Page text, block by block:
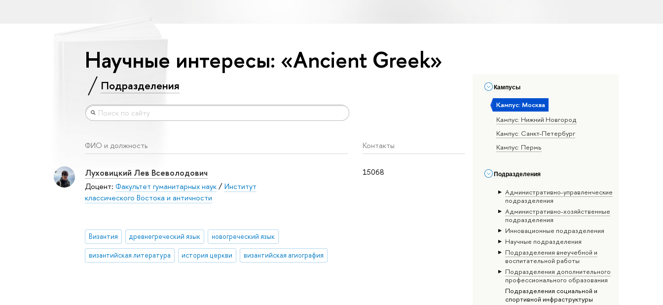
Кампусы
Кампус: Москва
Кампус: Нижний Новгород
Кампус: Санкт-Петербург
Кампус: Пермь
Подразделения
Административно-управленческие
подразделения
Административно-хозяйственные
подразделения
Инновационные подразделения
Научные подразделения
Подразделения внеучебной и
воспитательной работы
Подразделения дополнительного
профессионального образования
Подразделения социальной и
спортивной инфраструктуры
Научные интересы: «Ancient Greek»
Подразделения
ФИО и должность Контакты
15068
Луховицкий Лев Всеволодович
Доцент: Факультет гуманитарных наук/Институт
классического Востока и античности
Византия древнегреческий язык новогреческий язык
византийская литература история церкви византийская агиография